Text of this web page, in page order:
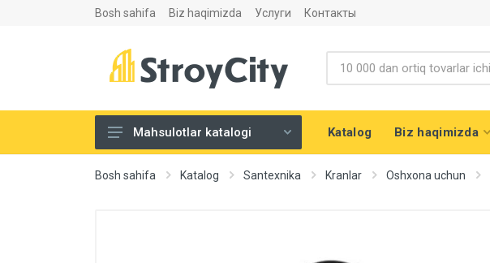
Bosh sahifa Biz haqimizda Услуги Контакты
Listovoy materiallar va
aksesuarlari
Mahsulotlar katalogi Katalog Biz haqimizda
Bosh sahifa Katalog Santexnika Kranlar Oshxona uchun